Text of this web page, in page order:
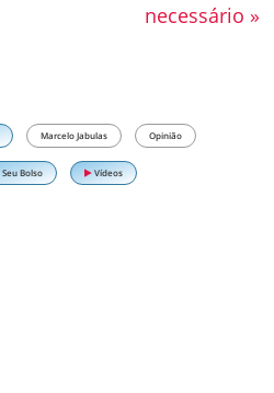
necessário »
Marcelo Jabulas Opinião
Seu Bolso Vídeos